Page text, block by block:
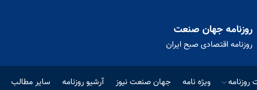
روزنامه جهان صنعت
روزنامه اقتصادی صبح ایران
ویژه نامه جهان صنعت نیوز آرشیو روزنامه سایر مطالب